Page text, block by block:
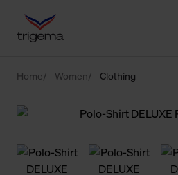
Home Women Clothing